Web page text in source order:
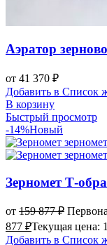
Аэратор
от 41 370 ₽
Добавить в Список
В корзину
Быстрый просмотр
-14%Новый
Зерномет Т-
от 159 877₽
877 ₽Текущая цена:
Добавить в Список